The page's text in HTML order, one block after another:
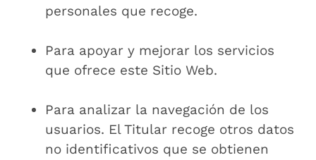
personales que recoge.
Para apoyar y mejorar los servicios
que ofrece este Sitio Web.
Para analizar la navegación de los
usuarios. El Titular recoge otros datos
no identificativos que se obtienen